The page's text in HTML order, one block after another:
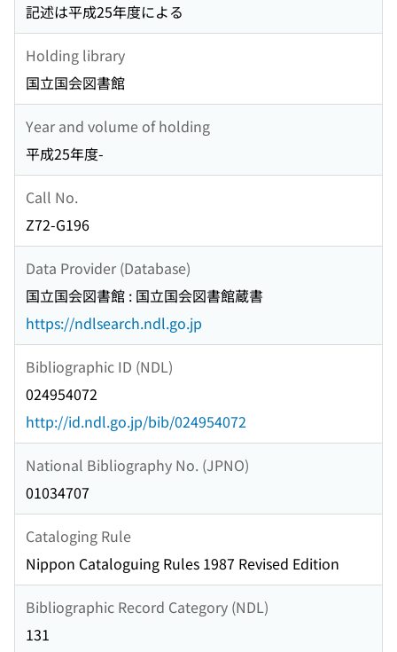
記述は平成25年度による
Holding library
国立国会図書館
Year and volume of holding
平成25年度-
Call No.
Z72-G196
Data Provider (Database)
国立国会図書館 : 国立国会図書館蔵書
https://ndlsearch.ndl.go.jp
Bibliographic ID (NDL)
024954072
http://id.ndl.go.jp/bib/024954072
National Bibliography No. (JPNO)
01034707
Cataloging Rule
Nippon Cataloguing Rules 1987 Revised Edition
Bibliographic Record Category (NDL)
131